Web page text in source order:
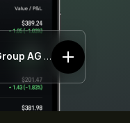
AG B8A.DE